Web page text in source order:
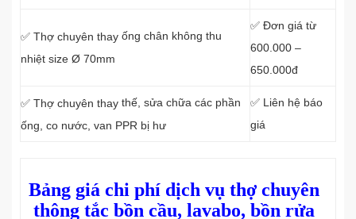
✅ Thợ chuyên thay ống chân không thu
nhiệt size Ø 70mm
✅ Đơn giá từ
600.000 –
650.000đ
✅ Thợ chuyên thay thế, sửa chữa các phần
ống, co nước, van PPR bị hư
✅ Liên hệ báo
giá
Bảng giá chi phí dịch vụ thợ chuyên
thông tắc bồn cầu, lavabo, bồn rửa